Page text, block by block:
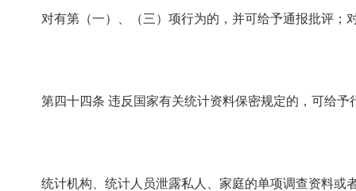
对有第（一）、（三）项行为的，并可给予通报批评；
第四十四条 违反国家有关统计资料保密规定的，可给
统计机构、统计人员泄露私人、家庭的单项调查资料或